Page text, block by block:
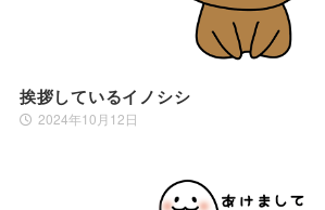
挨拶しているイノシシ
2024年10月12日